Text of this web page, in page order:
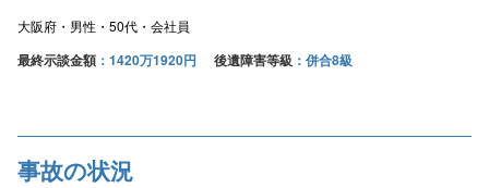
大阪府 男性 50代 会社員
最終示談金額 1420万1920円 後遺障害等級 併合8級
事故の状況